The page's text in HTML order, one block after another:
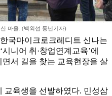
마을. (백외섭 동년기자)
국마이크로크레디트 신나는
니어 취·창업연계교육’에
서 길을 찾는 교육현장을 살
교육생을 선발하였다. 민성삼